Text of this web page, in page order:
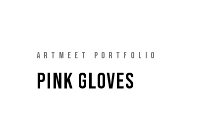
ARTMEET PORTFOLIO
PINK GLOVES